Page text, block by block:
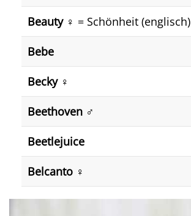
Beauty ♀️ = Schönheit (englisch)
Bebe
Becky ♀️
Beethoven ♂️
Beetlejuice
Belcanto ♀️